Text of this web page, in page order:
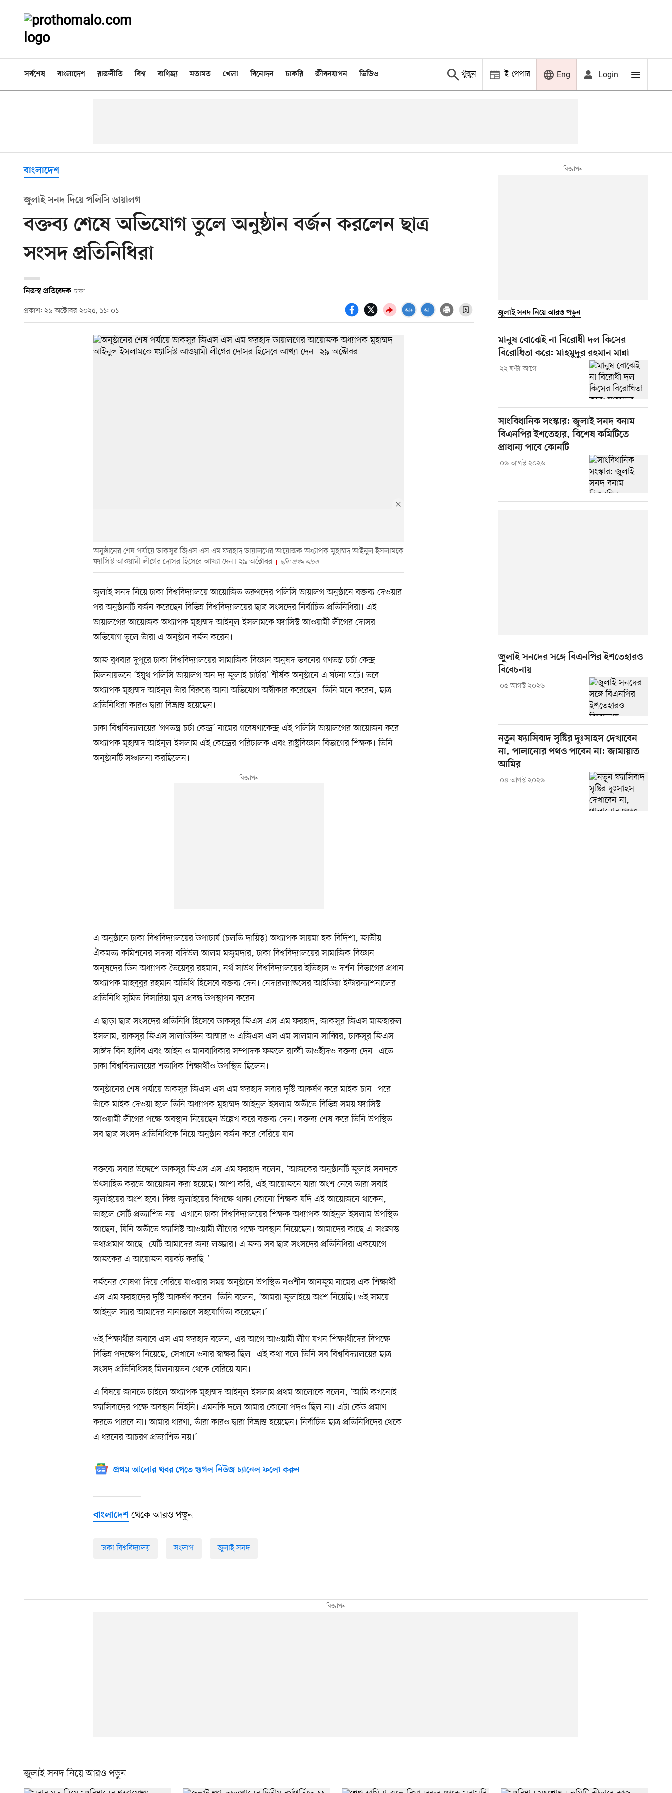
সর্বশেষ বাংলাদেশ রাজনীতি বিশ্ব বাণিজ্য মতামত খেলা বিনোদন চাকরি জীবনযাপন ভিডিও খুঁজুন ই-পেপার Eng Login
বাংলাদেশ
জুলাই সনদ দিয়ে পলিসি ডায়ালগ
বক্তব্য শেষে অভিযোগ তুলে অনুষ্ঠান বর্জন করলেন ছাত্র
সংসদ প্রতিনিধিরা
নিজস্ব প্রতিবেদক ঢাকা
প্রকাশ: ২৯ অক্টোবর ২০২৫, ১১: ০১
অনুষ্ঠানের শেষ পর্যায়ে ডাকসুর জিএস এস এম ফরহাদ ডায়ালগের আয়োজক অধ্যাপক মুহাম্মদ আইনুল ইসলামকে
ফ্যাসিস্ট আওয়ামী লীগের দোসর হিসেবে আখ্যা দেন। ২৯ অক্টোবর
ছবি: প্রথম আলো
জুলাই সনদ নিয়ে ঢাকা বিশ্ববিদ্যালয়ে আয়োজিত তরুণদের পলিসি ডায়ালগ অনুষ্ঠানে বক্তব্য দেওয়ার
পর অনুষ্ঠানটি বর্জন করেছেন বিভিন্ন বিশ্ববিদ্যালয়ের ছাত্র সংসদের নির্বাচিত প্রতিনিধিরা। এই
ডায়ালগের আয়োজক অধ্যাপক মুহাম্মদ আইনুল ইসলামকে ফ্যাসিস্ট আওয়ামী লীগের দোসর
অভিযোগ তুলে তাঁরা এ অনুষ্ঠান বর্জন করেন।
আজ বুধবার দুপুরে ঢাকা বিশ্ববিদ্যালয়ের সামাজিক বিজ্ঞান অনুষদ ভবনের গণতন্ত্র চর্চা কেন্দ্র
মিলনায়তনে ‘ইয়ুথ পলিসি ডায়ালগ অন দ্য জুলাই চার্টার’ শীর্ষক অনুষ্ঠানে এ ঘটনা ঘটে। তবে
অধ্যাপক মুহাম্মদ আইনুল তাঁর বিরুদ্ধে আনা অভিযোগ অস্বীকার করেছেন। তিনি মনে করেন, ছাত্র
প্রতিনিধিরা কারও দ্বারা বিভ্রান্ত হয়েছেন।
ঢাকা বিশ্ববিদ্যালয়ের ‘গণতন্ত্র চর্চা কেন্দ্র’ নামের গবেষণাকেন্দ্র এই পলিসি ডায়ালগের আয়োজন করে।
অধ্যাপক মুহাম্মদ আইনুল ইসলাম এই কেন্দ্রের পরিচালক এবং রাষ্ট্রবিজ্ঞান বিভাগের শিক্ষক। তিনি
অনুষ্ঠানটি সঞ্চালনা করছিলেন।
এ অনুষ্ঠানে ঢাকা বিশ্ববিদ্যালয়ের উপাচার্য (চলতি দায়িত্ব) অধ্যাপক সায়মা হক বিদিশা, জাতীয়
ঐকমত্য কমিশনের সদস্য বদিউল আলম মজুমদার, ঢাকা বিশ্ববিদ্যালয়ের সামাজিক বিজ্ঞান
অনুষদের ডিন অধ্যাপক তৈয়েবুর রহমান, নর্থ সাউথ বিশ্ববিদ্যালয়ের ইতিহাস ও দর্শন বিভাগের প্রধান
অধ্যাপক মাহবুবুর রহমান অতিথি হিসেবে বক্তব্য দেন। নেদারল্যান্ডসের আইডিয়া ইন্টারন্যাশনালের
প্রতিনিধি সুমিত বিসারিয়া মূল প্রবন্ধ উপস্থাপন করেন।
এ ছাড়া ছাত্র সংসদের প্রতিনিধি হিসেবে ডাকসুর জিএস এস এম ফরহাদ, জাকসুর জিএস মাজহারুল
ইসলাম, রাকসুর জিএস সালাউদ্দিন আম্মার ও এজিএস এস এম সালমান সাব্বির, চাকসুর জিএস
সাঈদ বিন হাবিব এবং আইন ও মানবাধিকার সম্পাদক ফজলে রাব্বী তাওহীদও বক্তব্য দেন। এতে
ঢাকা বিশ্ববিদ্যালয়ের শতাধিক শিক্ষার্থীও উপস্থিত ছিলেন।
অনুষ্ঠানের শেষ পর্যায়ে ডাকসুর জিএস এস এম ফরহাদ সবার দৃষ্টি আকর্ষণ করে মাইক চান। পরে
তাঁকে মাইক দেওয়া হলে তিনি অধ্যাপক মুহাম্মদ আইনুল ইসলাম অতীতে বিভিন্ন সময় ফ্যাসিস্ট
আওয়ামী লীগের পক্ষে অবস্থান নিয়েছেন উল্লেখ করে বক্তব্য দেন। বক্তব্য শেষ করে তিনি উপস্থিত
সব ছাত্র সংসদ প্রতিনিধিকে নিয়ে অনুষ্ঠান বর্জন করে বেরিয়ে যান।
বক্তব্যে সবার উদ্দেশে ডাকসুর জিএস এস এম ফরহাদ বলেন, ‘আজকের অনুষ্ঠানটি জুলাই সনদকে
উৎসাহিত করতে আয়োজন করা হয়েছে। আশা করি, এই আয়োজনে যারা অংশ নেবে তারা সবাই
জুলাইয়ের অংশ হবে। কিন্তু জুলাইয়ের বিপক্ষে থাকা কোনো শিক্ষক যদি এই আয়োজনে থাকেন,
তাহলে সেটি প্রত্যাশিত নয়। এখানে ঢাকা বিশ্ববিদ্যালয়ের শিক্ষক অধ্যাপক আইনুল ইসলাম উপস্থিত
আছেন, যিনি অতীতে ফ্যাসিস্ট আওয়ামী লীগের পক্ষে অবস্থান নিয়েছেন। আমাদের কাছে এ-সংক্রান্ত
তথ্যপ্রমাণ আছে। যেটি আমাদের জন্য লজ্জার। এ জন্য সব ছাত্র সংসদের প্রতিনিধিরা একযোগে
আজকের এ আয়োজন বয়কট করছি।’
বর্জনের ঘোষণা দিয়ে বেরিয়ে যাওয়ার সময় অনুষ্ঠানে উপস্থিত নওশীন আনজুম নামের এক শিক্ষার্থী
এস এম ফরহাদের দৃষ্টি আকর্ষণ করেন। তিনি বলেন, ‘আমরা জুলাইয়ে অংশ নিয়েছি। ওই সময়ে
আইনুল স্যার আমাদের নানাভাবে সহযোগিতা করেছেন।’
ওই শিক্ষার্থীর জবাবে এস এম ফরহাদ বলেন, এর আগে আওয়ামী লীগ যখন শিক্ষার্থীদের বিপক্ষে
বিভিন্ন পদক্ষেপ নিয়েছে, সেখানে ওনার স্বাক্ষর ছিল। এই কথা বলে তিনি সব বিশ্ববিদ্যালয়ের ছাত্র
সংসদ প্রতিনিধিসহ মিলনায়তন থেকে বেরিয়ে যান।
এ বিষয়ে জানতে চাইলে অধ্যাপক মুহাম্মদ আইনুল ইসলাম প্রথম আলোকে বলেন, ‘আমি কখনোই
ফ্যাসিবাদের পক্ষে অবস্থান নিইনি। এমনকি দলে আমার কোনো পদও ছিল না। এটা কেউ প্রমাণ
করতে পারবে না। আমার ধারণা, তাঁরা কারও দ্বারা বিভ্রান্ত হয়েছেন। নির্বাচিত ছাত্র প্রতিনিধিদের থেকে
এ ধরনের আচরণ প্রত্যাশিত নয়।’
প্রথম আলোর খবর পেতে গুগল নিউজ চ্যানেল ফলো করুন
বাংলাদেশ থেকে আরও পড়ুন
ঢাকা বিশ্ববিদ্যালয় সংলাপ জুলাই সনদ
জুলাই সনদ নিয়ে আরও পড়ুন
মানুষ বোঝেই না বিরোধী দল কিসের
বিরোধিতা করে: মাহমুদুর রহমান মান্না
২২ ঘণ্টা আগে
সাংবিধানিক সংস্কার: জুলাই সনদ বনাম
বিএনপির ইশতেহার, বিশেষ কমিটিতে
প্রাধান্য পাবে কোনটি
০৬ আগস্ট ২০২৬
জুলাই সনদের সঙ্গে বিএনপির ইশতেহারও
বিবেচনায়
০৫ আগস্ট ২০২৬
নতুন ফ্যাসিবাদ সৃষ্টির দুঃসাহস দেখাবেন
না, পালানোর পথও পাবেন না: জামায়াত
আমির
০৪ আগস্ট ২০২৬
জুলাই সনদ নিয়ে আরও পড়ুন